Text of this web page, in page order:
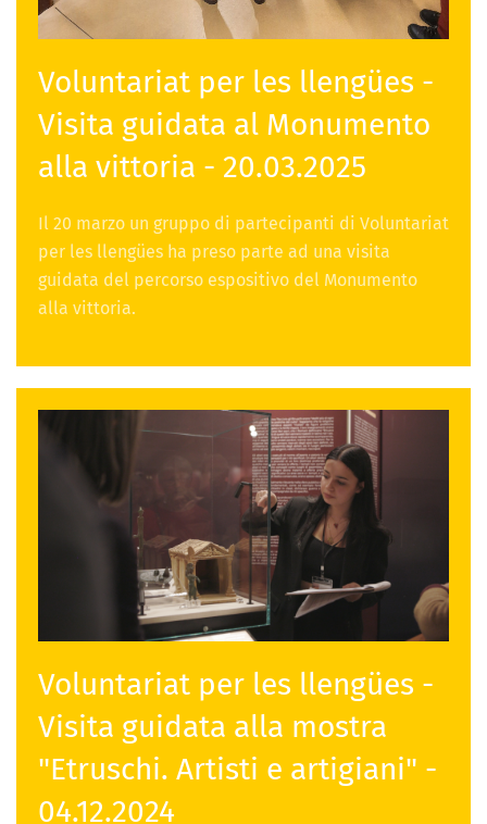
Voluntariat per les llengües -
Visita guidata al Monumento
alla vittoria - 20.03.2025
Il 20 marzo un gruppo di partecipanti di Voluntariat
per les llengües ha preso parte ad una visita
guidata del percorso espositivo del Monumento
alla vittoria.
Voluntariat per les llengües -
Visita guidata alla mostra
"Etruschi. Artisti e artigiani" -
04.12.2024